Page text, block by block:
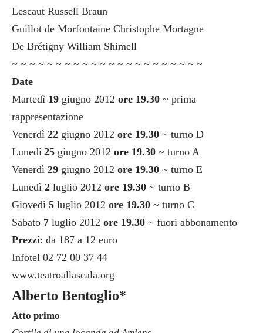
Lescaut Russell Braun
Guillot de Morfontaine Christophe Mortagne
De Brétigny William Shimell
~ ~ ~ ~ ~ ~ ~ ~ ~ ~ ~ ~ ~ ~ ~ ~ ~ ~ ~ ~ ~ ~
Date
Martedì 19 giugno 2012 ore 19.30 ~ prima
rappresentazione
Venerdì 22 giugno 2012 ore 19.30 ~ turno D
Lunedì 25 giugno 2012 ore 19.30 ~ turno A
Venerdì 29 giugno 2012 ore 19.30 ~ turno E
Lunedì 2 luglio 2012 ore 19.30 ~ turno B
Giovedì 5 luglio 2012 ore 19.30 ~ turno C
Sabato 7 luglio 2012 ore 19.30 ~ fuori abbonamento
Prezzi: da 187 a 12 euro
Infotel 02 72 00 37 44
www.teatroallascala.org
Alberto Bentoglio*
Atto primo